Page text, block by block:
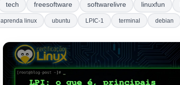
tech freesoftware softwarelivre linuxfun
aprenda linux ubuntu LPIC-1 terminal debian